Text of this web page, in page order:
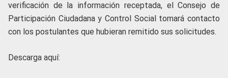
verificación de la información receptada, el Consejo de
Participación Ciudadana y Control Social tomará contacto
con los postulantes que hubieran remitido sus solicitudes.
Descarga aquí: